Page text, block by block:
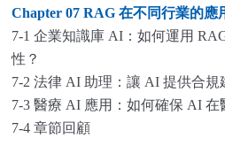
Chapter 07 RAG 在不同行業的應
7-1 企業知識庫 AI：如何運用
性？
7-2 法律 AI 助理：讓 AI 提供合規
7-3 醫療 AI 應用：如何確保 AI 在
7-4 章節回顧